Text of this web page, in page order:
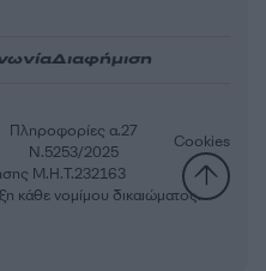
Διαφήμιση
Μ.Η.Τ.232163
Πληροφορίες α.27
Ν.5253/2025
Cookies
κάθε νομίμου δικαιώματος.